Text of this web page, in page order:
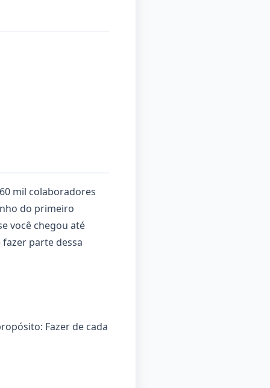
mil colaboradores
do primeiro
você chegou até
parte dessa
Fazer de cada